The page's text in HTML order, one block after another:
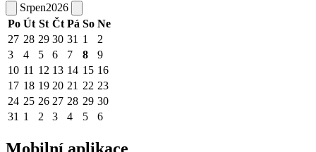
Srpen2026
Po Út St Čt Pá So Ne
27 28 29 30 31 1
2
3
4 5 6 7 8
9
10 11 12 13 14 15 16
17 18 19 20 21 22 23
24 25 26 27 28 29 30
31 1 2 3 4 5 6